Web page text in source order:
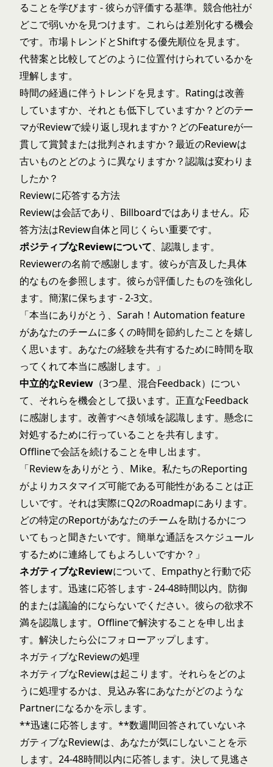
ることを学びます - 彼らが評価する基準。競合他社が
どこで弱いかを見つけます。これらは差別化する機会
です。市場トレンドとShiftする優先順位を見ます。
代替案と比較してどのように位置付けられているかを
理解します。
時間の経過に伴うトレンドを見ます。Ratingは改善
していますか、それとも低下していますか？どのテー
マがReviewで繰り返し現れますか？どのFeatureが一
貫して賞賛または批判されますか？最近のReviewは
古いものとどのように異なりますか？認識は変わりま
したか？
Reviewに応答する方法
Reviewは会話であり、Billboardではありません。応
答方法はReview自体と同じくらい重要です。
ポジティブなReviewについて、認識します。
Reviewerの名前で感謝します。彼らが言及した具体
的なものを参照します。彼らが評価したものを強化し
ます。簡潔に保ちます - 2-3文。
「本当にありがとう、Sarah！Automation feature
があなたのチームに多くの時間を節約したことを嬉し
く思います。あなたの経験を共有するために時間を取
ってくれて本当に感謝します。」
中立的なReview （3つ星、混合Feedback）につい
て、それらを機会として扱います。正直なFeedback
に感謝します。改善すべき領域を認識します。懸念に
対処するために行っていることを共有します。
Offlineで会話を続けることを申し出ます。
「Reviewをありがとう、Mike。私たちのReporting
がよりカスタマイズ可能である可能性があることは正
しいです。それは実際にQ2のRoadmapにあります。
どの特定のReportがあなたのチームを助けるかにつ
いてもっと聞きたいです。簡単な通話をスケジュール
するために連絡してもよろしいですか？」
ネガティブなReviewについて、Empathyと行動で応
答します。迅速に応答します - 24-48時間以内。防御
的または議論的にならないでください。彼らの欲求不
満を認識します。Offlineで解決することを申し出ま
す。解決したら公にフォローアップします。
ネガティブなReviewの処理
ネガティブなReviewは起こります。それらをどのよ
うに処理するかは、見込み客にあなたがどのような
Partnerになるかを示します。
**迅速に応答します。**数週間回答されていないネ
ガティブなReviewは、あなたが気にしないことを示
します。24-48時間以内に応答します。決して見逃さ